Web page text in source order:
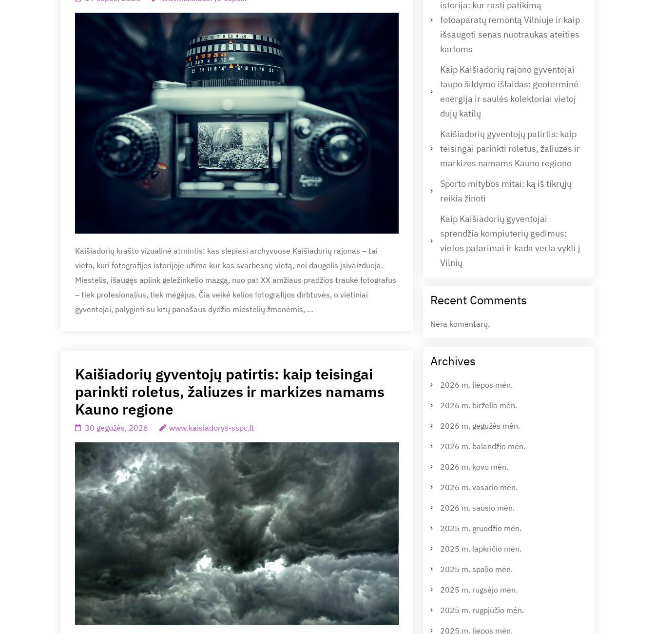
Kaišiadorių krašto vizualinė atmintis: kas slepiasi archyvuose Kaišiadorių rajonas – tai
vieta, kuri fotografijos istorijoje užima kur kas svarbesnę vietą, nei daugelis įsivaizduoja.
Miestelis, išaugęs aplink geležinkelio mazgą, nuo pat XX amžiaus pradžios traukė fotografus
– tiek profesionalius, tiek mėgėjus. Čia veikė kelios fotografijos dirbtuvės, o vietiniai
gyventojai, palyginti su kitų panašaus dydžio miestelių žmonėmis, …
Kaišiadorių gyventojų patirtis: kaip teisingai
parinkti roletus, žaliuzes ir markizes namams
Kauno regione
30 gegužės, 2026 www.kaisiadorys-sspc.lt
istorija: kur rasti patikimą
fotoaparatų remontą Vilniuje ir kaip
išsaugoti senas nuotraukas ateities
kartoms
Kaip Kaišiadorių rajono gyventojai
taupo šildymo išlaidas: geoterminė
energija ir saulės kolektoriai vietoj
dujų katilų
Kaišiadorių gyventojų patirtis: kaip
teisingai parinkti roletus, žaliuzes ir
markizes namams Kauno regione
Sporto mitybos mitai: ką iš tikrųjų
reikia žinoti
Kaip Kaišiadorių gyventojai
sprendžia kompiuterių gedimus:
vietos patarimai ir kada verta vykti į
Vilnių
Recent Comments
Nėra komentarų.
Archives
2026 m. liepos mėn.
2026 m. birželio mėn.
2026 m. gegužės mėn.
2026 m. balandžio mėn.
2026 m. kovo mėn.
2026 m. vasario mėn.
2026 m. sausio mėn.
2025 m. gruodžio mėn.
2025 m. lapkričio mėn.
2025 m. spalio mėn.
2025 m. rugsėjo mėn.
2025 m. rugpjūčio mėn.
2025 m. liepos mėn.